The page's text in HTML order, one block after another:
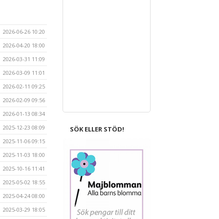
2026-06-26 10:20
2026-04-20 18:00
2026-03-31 11:09
2026-03-09 11:01
2026-02-11 09:25
2026-02-09 09:56
2026-01-13 08:34
2025-12-23 08:09
2025-11-06 09:15
2025-11-03 18:00
2025-10-16 11:41
2025-05-02 18:55
2025-04-24 08:00
2025-03-29 18:05
SÖK ELLER STÖD!